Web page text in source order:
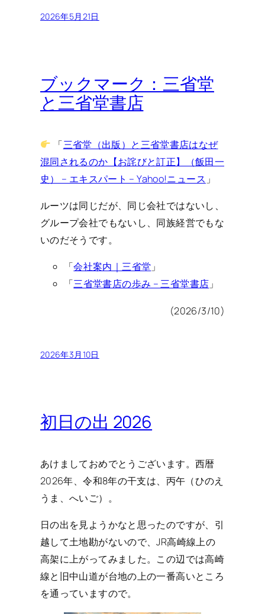
2026年5月21日
ブックマーク：三省堂
と三省堂書店
「三省堂（出版）と三省堂書店はなぜ
混同されるのか【お詫びと訂正】（飯田一
史） – エキスパート – Yahoo!ニュース 」
ルーツは同じだが、同じ会社ではないし、
グループ会社でもないし、同族経営でもな
いのだそうです。
「会社案内｜三省堂」
「三省堂書店の歩み – 三省堂書店」
(2026/3/10)
2026年3月10日
初日の出 2026
あけましておめでとうございます。西暦
2026年、令和8年の干支は、丙午（ひのえ
うま、へいご）。
日の出を見ようかなと思ったのですが、引
越して土地勘がないので、JR高崎線上の
高架に上がってみました。この辺では高崎
線と旧中山道が台地の上の一番高いところ
を通っていますので。